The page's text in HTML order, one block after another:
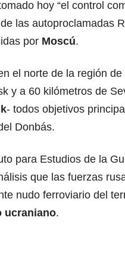
hoy “el control
las autoproclamadas
por Moscú.
el norte de la región
y a 60 kilómetros de
- todos objetivos
Donbás.
para Estudios de la
que las fuerzas
nudo ferroviario del
ucraniano.